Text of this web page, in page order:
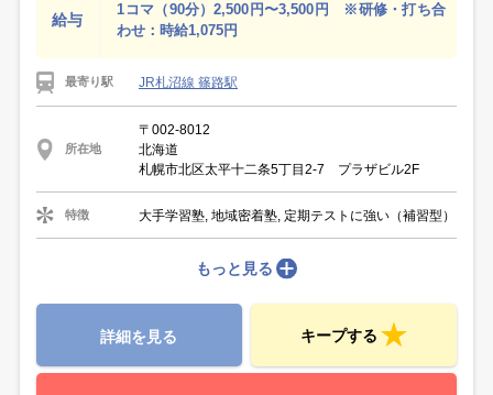
給与
1コマ（90分）2,500円〜3,500円 ※研修・打ち合
わせ：時給1,075円
最寄り駅 JR札沼線 篠路駅
所在地
〒002-8012
北海道
札幌市北区太平十二条5丁目2-7 プラザビル2F
特徴 大手学習塾, 地域密着塾, 定期テストに強い（補習型）
もっと見る
詳細を見る キープする